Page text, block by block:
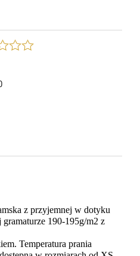
z przyjemnej w dotyku
190-195g/m2 z
Temperatura prania